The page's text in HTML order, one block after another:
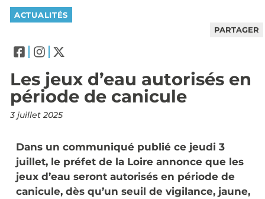
ACTUALITÉS
PARTAGER
Les jeux d’eau autorisés en
période de canicule
3 juillet 2025
Dans un communiqué publié ce jeudi 3
juillet, le préfet de la Loire annonce que les
jeux d’eau seront autorisés en période de
canicule, dès qu’un seuil de vigilance, jaune,